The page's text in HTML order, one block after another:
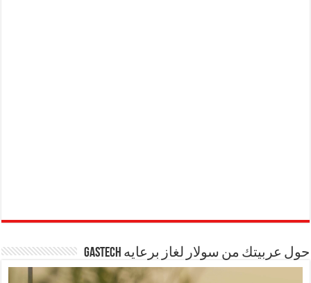
حول عربيتك من سولار لغاز برعايه GASTECH